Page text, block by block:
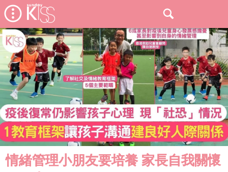
情緒管理小朋友要培養 家長自我關懷